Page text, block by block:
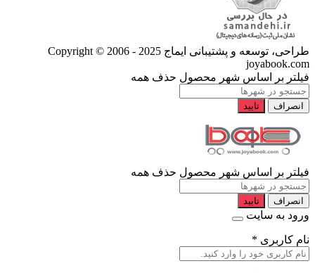
طراحی، توسعه و پشتیبانی ایماج Copyright © 2006 - 2025
joyabook.com
فیلتر بر اساس شهر محصول حذف همه
انصراف تایید
فیلتر بر اساس شهر محصول حذف همه
انصراف تایید
ورود به سایت
نام کاربری *